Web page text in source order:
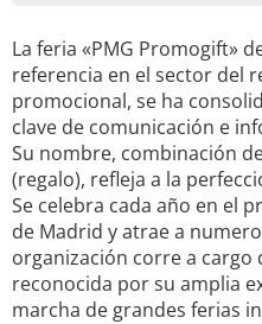
La feria «PMG Promogift»
referencia en el sector del
promocional, se ha
clave de comunicación e
Su nombre, combinación
(regalo), refleja a la
Se celebra cada año en el
de Madrid y atrae a
organización corre a cargo
reconocida por su amplia
marcha de grandes ferias